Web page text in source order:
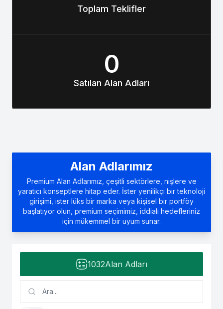
Toplam Teklifler
0
Satılan Alan Adları
Alan Adlarımız
Premium Alan Adlarımız, çeşitli sektörlere, nişlere ve
yaratıcı konseptlere hitap eder. İster yenilikçi bir teknoloji
girişimi, ister lüks bir marka veya kişisel bir portföy
başlatıyor olun, premium seçimimiz, iddialı hedefleriniz
için mükemmel bir uyum sunar.
1032Alan Adları